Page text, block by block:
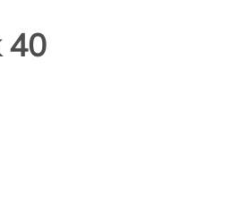
40